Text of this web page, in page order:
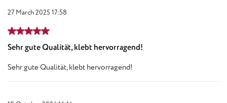
27 March 2025 17:58
Review with rating of 5 out of 5 stars
Sehr gute Qualität, klebt hervorragend!
Sehr gute Qualität, klebt hervorragend!